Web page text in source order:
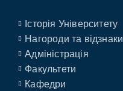
Історія Університету
Нагороди та відзнаки
Адміністрація
Факультети
Кафедри